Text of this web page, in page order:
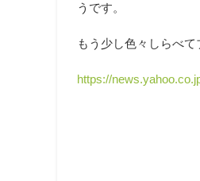
うです。
もう少し色々しらべ
https://